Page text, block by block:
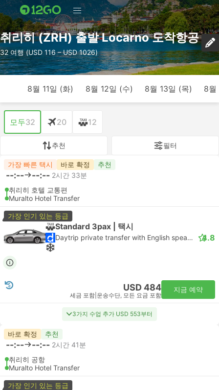
취리히 (ZRH) 출발 Locarno 도착항공
32 여행 (USD 116 – USD 1026)
8월 11일 (화) 8월 12일 (수) 8월 13일 (목) 8월
모두32 20 12
추천 필터
가장 빠른 택시 바로 확정 추천
--:-- --:-- 2시간 33분
취리히 호텔 교통편
Muralto Hotel Transfer
가장 인기 있는 등급
Standard 3pax | 택시
Daytrip private transfer with English speaking driver 4.8
USD 484
세금 포함 운송수단, 모든 요금 포함
지금 예약
3가지 수업 추가 USD 553부터
바로 확정 추천
--:-- --:-- 2시간 41분
취리히 공항
Muralto Hotel Transfer
가장 인기 있는 등급